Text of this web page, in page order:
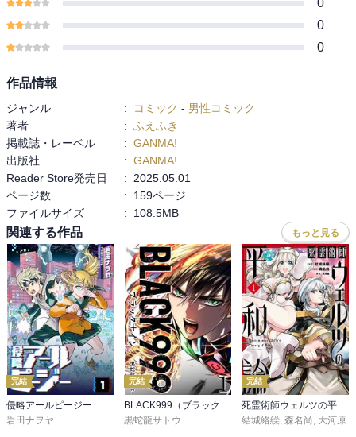
0
0
0
作品情報
ジャンル : コミック - 男性コミック
著者
: ふえふき
掲載誌・レーベル
: GANMA!
出版社
: GANMA!
Reader Store発売日
:
2025.05.01
ページ数
:
159ページ
ファイルサイズ
: 108.5MB
関連する作品 もっと見る
完結
侵略アールピージー
岩田ナヲヤ
完結
BLACK999（ブラックナイン）
黒蛇龍サトウ
完結
死霊術師ウェルツの平和論
結城絡繰, 森名尚, 大河原